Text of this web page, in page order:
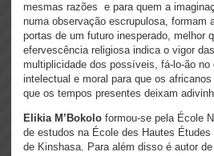
mesmas razões e para quem a
numa observação escrupulosa, formam
portas de um futuro inesperado, melhor
efervescência religiosa indica o vigor
multiplicidade dos possíveis, fá-lo-ão
intelectual e moral para que os
que os tempos presentes deixam
Elikia M’Bokolo formou-se pela École
de estudos na École des Hautes
de Kinshasa. Para além disso é autor